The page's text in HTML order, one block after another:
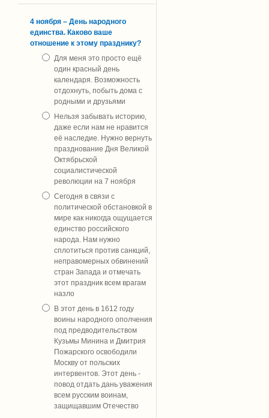
4 ноября – День народного
единства. Каково ваше
отношение к этому празднику?
Для меня это просто ещё
один красный день
календаря. Возможность
отдохнуть, побыть дома с
родными и друзьями
Нельзя забывать историю,
даже если нам не нравится
её наследие. Нужно вернуть
празднование Дня Великой
Октябрьской
социалистической
революции на 7 ноября
Сегодня в связи с
политической обстановкой в
мире как никогда ощущается
единство российского
народа. Нам нужно
сплотиться против санкций,
неправомерных обвинений
стран Запада и отмечать
этот праздник всем врагам
назло
В этот день в 1612 году
воины народного ополчения
под предводительством
Кузьмы Минина и Дмитрия
Пожарского освободили
Москву от польских
интервентов. Этот день -
повод отдать дань уважения
всем русским воинам,
защищавшим Отечество